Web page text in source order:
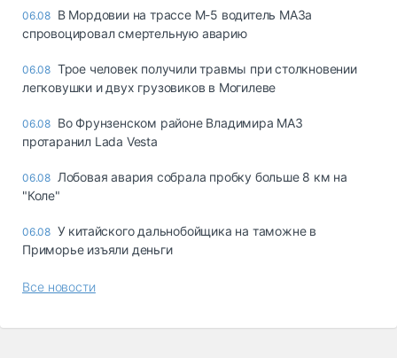
06.08 В Мордовии на трассе М-5 водитель МАЗа
спровоцировал смертельную аварию
06.08 Трое человек получили травмы при столкновении
легковушки и двух грузовиков в Могилеве
06.08 Во Фрунзенском районе Владимира МАЗ
протаранил Lada Vesta
06.08 Лобовая авария собрала пробку больше 8 км на
"Коле"
06.08 У китайского дальнобойщика на таможне в
Приморье изъяли деньги
Все новости